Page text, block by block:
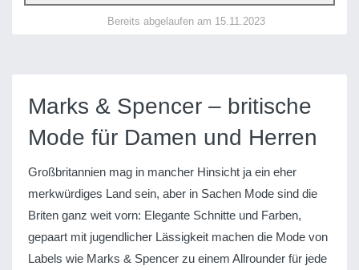
Bereits abgelaufen am 15.11.2023
Marks & Spencer – britische
Mode für Damen und Herren
Großbritannien mag in mancher Hinsicht ja ein eher
merkwürdiges Land sein, aber in Sachen Mode sind die
Briten ganz weit vorn: Elegante Schnitte und Farben,
gepaart mit jugendlicher Lässigkeit machen die Mode von
Labels wie Marks & Spencer zu einem Allrounder für jede